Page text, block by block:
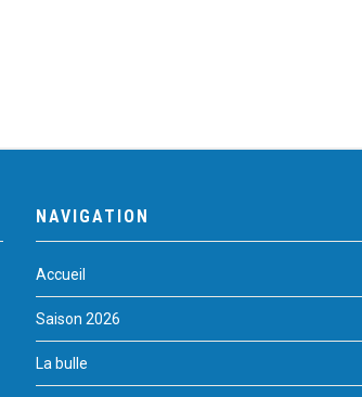
NAVIGATION
Accueil
Saison 2026
La bulle